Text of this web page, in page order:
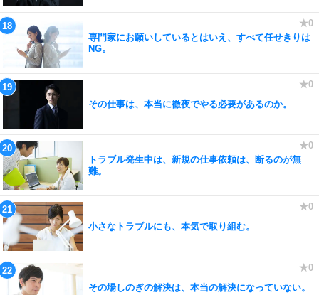
専門家にお願いしているとはいえ、すべて任せきりは
NG。
その仕事は、本当に徹夜でやる必要があるのか。
トラブル発生中は、新規の仕事依頼は、断るのが無
難。
小さなトラブルにも、本気で取り組む。
その場しのぎの解決は、本当の解決になっていない。